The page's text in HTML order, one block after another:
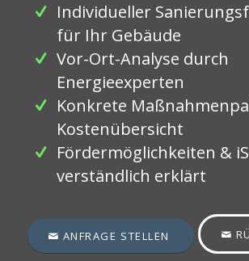
Individueller
für Ihr Gebäude
Vor-Ort-Analyse durch
Energieexperten
Konkrete
Kostenübersicht
Fördermöglichkeiten &
verständlich erklärt
ANFRAGE STELLEN